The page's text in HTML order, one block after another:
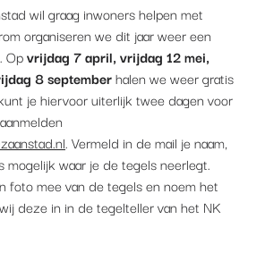
wil graag inwoners helpen met
organiseren we dit jaar weer een
Opvrijdag 7 april, vrijdag 12 mei,
8 septemberhalen we weer gratis
je hiervoor uiterlijk twee dagen voor
. Vermeld in de mail je naam,
mogelijk waar je de tegels neerlegt.
foto mee van de tegels en noem het
deze in in de tegelteller van het NK